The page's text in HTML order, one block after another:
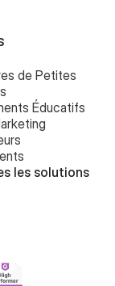
de Petites
Éducatifs
les solutions